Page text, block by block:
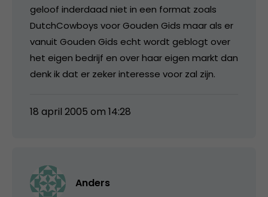
geloof inderdaad niet in een format zoals
DutchCowboys voor Gouden Gids maar als er
vanuit Gouden Gids echt wordt geblogt over
het eigen bedrijf en over haar eigen markt dan
denk ik dat er zeker interesse voor zal zijn.
18 april 2005 om 14:28
Anders